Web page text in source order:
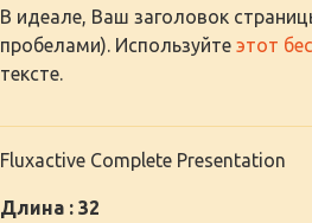
В идеале, Ваш заголовок
пробелами). Используйте этот
тексте.
Fluxactive Complete Presentation
Длина : 32